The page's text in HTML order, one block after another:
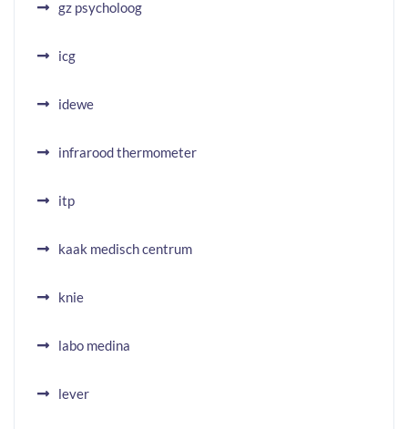
gz psycholoog
icg
idewe
infrarood thermometer
itp
kaak medisch centrum
knie
labo medina
lever